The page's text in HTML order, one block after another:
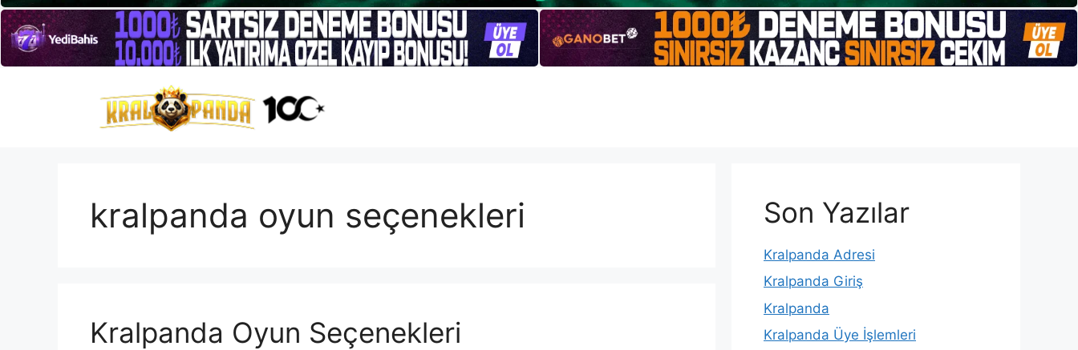
kralpanda oyun seçenekleri
Kralpanda Oyun Seçenekleri
Son Yazılar
Kralpanda Adresi
Kralpanda Giriş
Kralpanda
Kralpanda Üye İşlemleri